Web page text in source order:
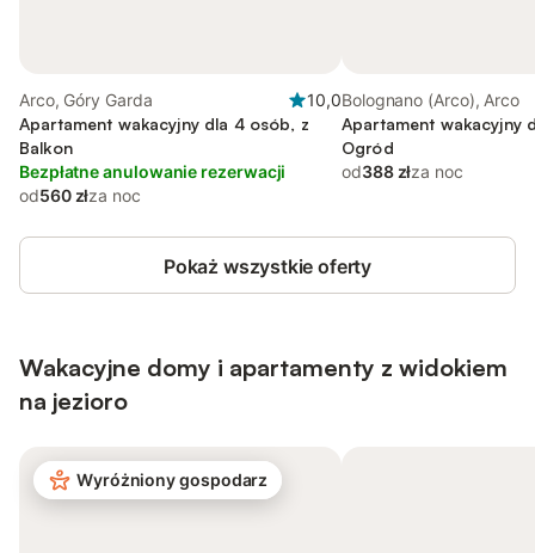
Arco, Góry Garda
10,0
Apartament wakacyjny dla 4 osób, z
Balkon
Bezpłatne anulowanie rezerwacji
od560 złza noc
Bolognano (Arco), Arco
Apartament wakacyjny
Ogród
od388 złza noc
Pokaż wszystkie oferty
Wakacyjne domy i apartamenty z widokiem
na jezioro
Wyróżniony gospodarz